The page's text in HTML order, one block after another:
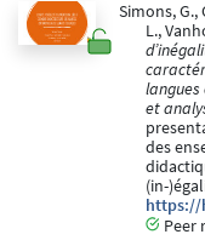
Simons, G.,
L.,
langues
et
des
(in-
https://
Peer